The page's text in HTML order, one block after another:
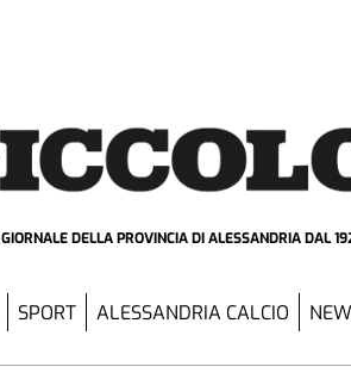
GIORNALE DELLA PROVINCIADI ALESSANDRIA DAL
SPORT ALESSANDRIA CALCIO